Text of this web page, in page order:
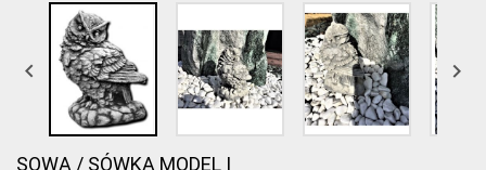
 
SOWA / SÓWKA MODEL I